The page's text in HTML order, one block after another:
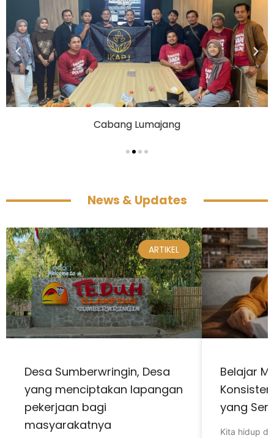
Cabang Lumajang
News & Updates
ARTIKEL
Desa Sumberwringin, Desa
yang menciptakan lapangan
pekerjaan bagi
masyarakatnya
Belajar
yang
Kita hidup di